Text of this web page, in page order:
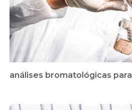
análises bromatológicas